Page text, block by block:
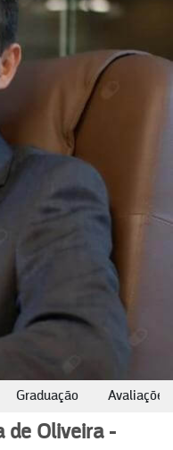
Graduação Avaliações
de Oliveira -